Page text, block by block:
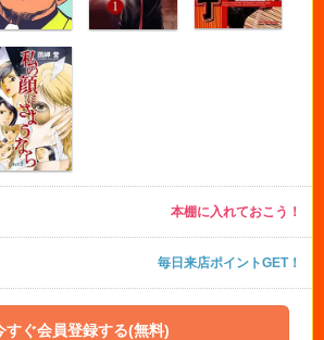
本棚に入れておこう！
毎日来店ポイントGET！
すぐ会員登録する(無料)